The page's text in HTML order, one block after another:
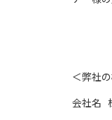
＜弊社
会社名